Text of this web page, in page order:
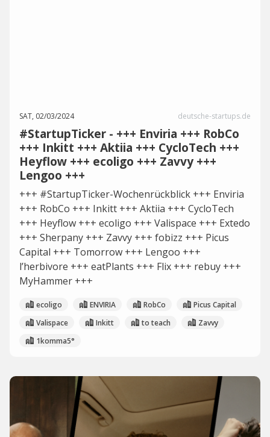
SAT, 02/03/2024 deutsche-startups.de
#StartupTicker - +++ Enviria +++ RobCo
+++ Inkitt +++ Aktiia +++ CycloTech +++
Heyflow +++ ecoligo +++ Zavvy +++
Lengoo +++
+++ #StartupTicker-Wochenrückblick +++ Enviria
+++ RobCo +++ Inkitt +++ Aktiia +++ CycloTech
+++ Heyflow +++ ecoligo +++ Valispace +++ Extedo
+++ Sherpany +++ Zavvy +++ fobizz +++ Picus
Capital +++ Tomorrow +++ Lengoo +++
l’herbivore +++ eatPlants +++ Flix +++ rebuy +++
MyHammer +++
ecoligo ENVIRIA RobCo
Picus Capital
Valispace
Inkitt to teach
Zavvy
1komma5°